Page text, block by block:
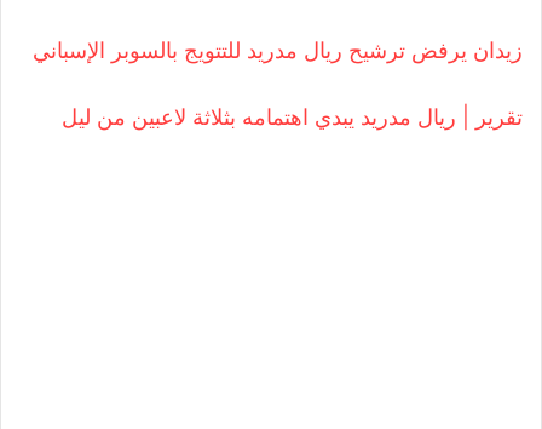
زيدان يرفض ترشيح ريال مدريد للتتويج بالسوبر الإسباني
تقرير | ريال مدريد يبدي اهتمامه بثلاثة لاعبين من ليل